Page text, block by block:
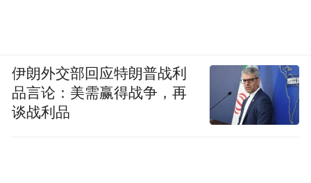
伊朗外交部回应特朗普战利
品言论：美需赢得战争，再
谈战利品